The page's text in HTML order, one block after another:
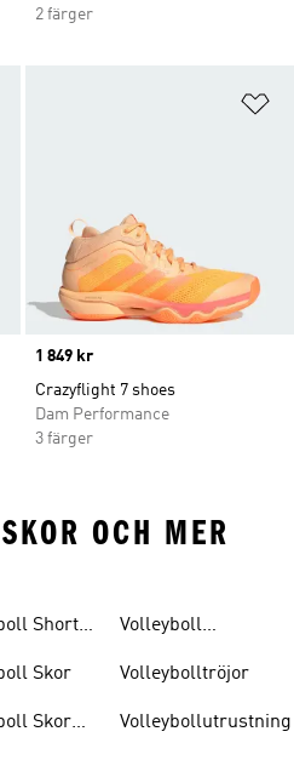
2 färger
Price
1 849 kr
Crazyflight 7 shoes
Dam Performance
3 färger
OCH MER
Shorts
Skor
Skor
Volleyboll
Volleybolltröjor
Volleybollutrustning